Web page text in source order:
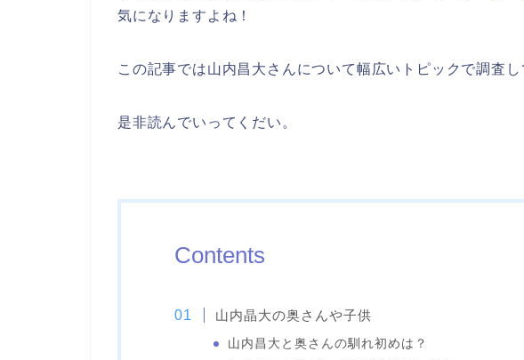
気になりますよね！
この記事では山内昌大さんについて幅広いトピックで調査し
是非読んでいってくだい。
Contents
山内晶大の奥さんや子供
山内昌大と奥さんの馴れ初めは？